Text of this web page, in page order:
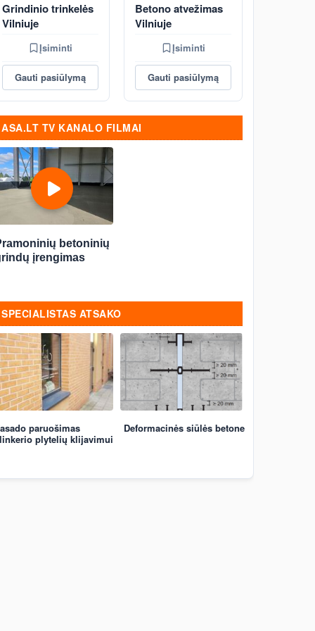
Grindinio trinkelės
Vilniuje
Įsiminti
Gauti pasiūlymą
Betono atvežimas
Vilniuje
Įsiminti
Gauti pasiūlymą
ASA.LT TV KANALO FILMAI
betoninių
įrengimas
SPECIALISTAS ATSAKO
paruošimas
plytelių klijavimui
Deformacinės siūlės betone